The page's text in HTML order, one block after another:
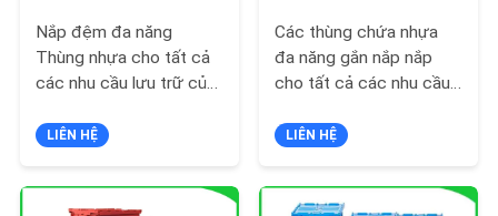
KIỂM
SOÁT
CHẤT
LƯỢNG
Nắp đệm đa năng
Thùng nhựa cho tất cả
các nhu cầu lưu trữ của
LIÊN HỆ
Các thùng chứa nhựa
đa năng gắn nắp nắp
cho tất cả các nhu cầu
LIÊN HỆ